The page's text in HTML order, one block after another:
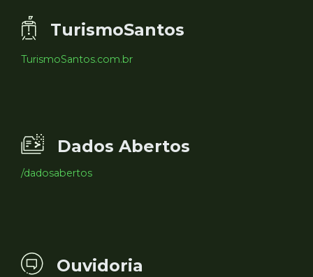
TurismoSantos
TurismoSantos.com.br
Dados Abertos
/dadosabertos
Ouvidoria